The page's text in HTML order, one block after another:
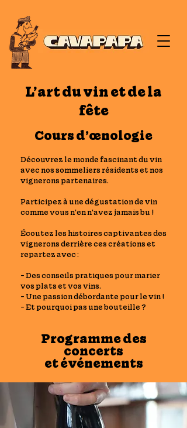
L’art du vin et de la
fête
Cours d’œnologie
Découvrez le monde fascinant du vin
avec nos sommeliers résidents et nos
vignerons partenaires.
Participez à une dégustation de vin
comme vous n'en n'avez jamais bu !
Écoutez les histoires captivantes des
vignerons derrière ces créations et
repartez avec :
- Des conseils pratiques pour marier
vos plats et vos vins.
- Une passion débordante pour le vin !
- Et pourquoi pas une bouteille ?
Programme des
concerts
etévénements